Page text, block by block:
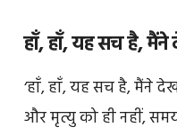
हाँ, हाँ, यह सच है,
‘हाँ, हाँ, यह सच है, मैंने
और मृत्यु को ही नहीं,